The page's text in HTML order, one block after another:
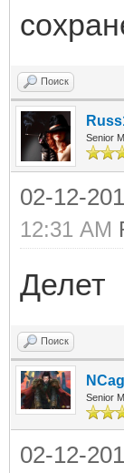
Поиск
Senior
02-12-
12:31 AM
Делет
Поиск
Senior
02-12-